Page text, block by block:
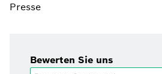
Presse
Bewerten Sie uns